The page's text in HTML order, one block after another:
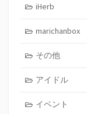
iHerb
marichanbox
その他
アイドル
イベント